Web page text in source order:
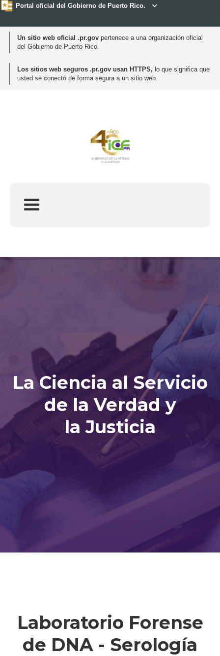
Portal oficial del Gobierno de Puerto Rico. 
Un sitio web oficial .pr.govpertenece a una organización oficial
del Gobierno de Puerto Rico.
Los sitios web seguros .pr.gov usan HTTPS, lo que significa que
usted se conectó de forma segura a un sitio web.
La Ciencia al Servicio
de la Verdad y
la Justicia
Laboratorio Forense
de DNA - Serología